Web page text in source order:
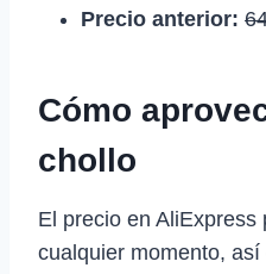
Precio anterior:
Cómo
chollo
El precio en AliExpress
cualquier momento,